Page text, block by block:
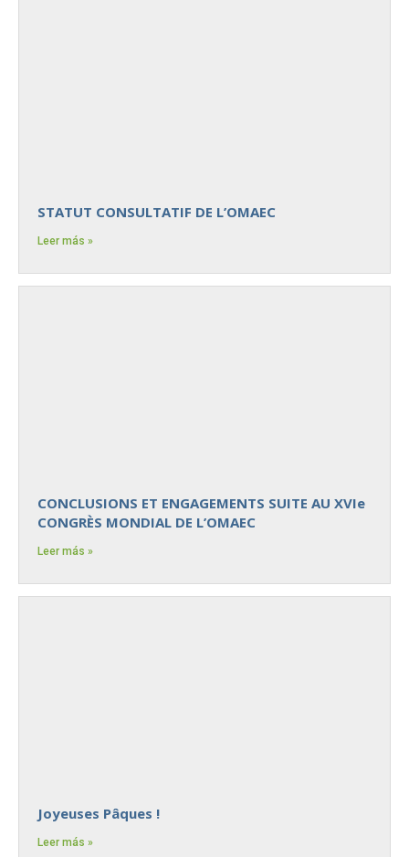
STATUT CONSULTATIF DE L’OMAEC
Leer más »
CONCLUSIONS ET ENGAGEMENTS SUITE AU XVIe
CONGRÈS MONDIAL DE L’OMAEC
Leer más »
Joyeuses Pâques !
Leer más »